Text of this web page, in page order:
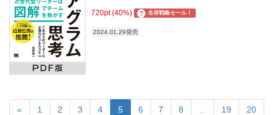
720pt (40%) ? 生存戦略セール！
2024.01.29発売
« 1 2 3 4 5 6 7 8 19 20